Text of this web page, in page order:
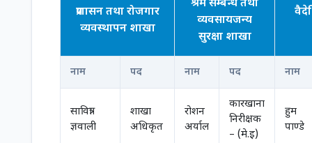
प्रशासन तथा रोजगार
व्यवस्थापन शाखा
श्रम सम्बन्ध तथा
व्यवसायजन्य
सुरक्षा शाखा
नाम पद नाम पद नाम
सावित्रा
ज्ञवाली
शाखा
अधिकृत
रोशन
अर्याल
कारखाना
निरीक्षक
– (मे.इ)
हुम
पाण्डे